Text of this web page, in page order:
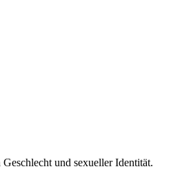
und sexueller Identität.